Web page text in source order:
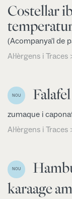
Costellar
(Acompanya'l de
Al·lèrgens i Traces
NOU
zumaque i
Al·lèrgens i Traces
NOU
karaage